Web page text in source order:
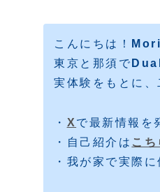
こんにちは！
東京と那須で
実体験をもとに
・ X で最新情報を
・自己紹介は こち
・我が家で実際